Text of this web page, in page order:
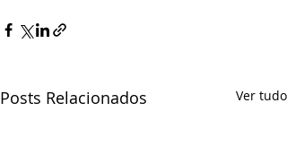
Posts Relacionados Ver tudo